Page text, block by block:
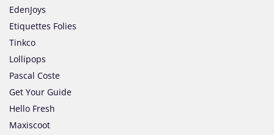
EdenJoys
Etiquettes Folies
Tinkco
Lollipops
Pascal Coste
Get Your Guide
Hello Fresh
Maxiscoot